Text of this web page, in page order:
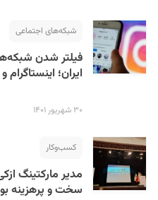
شبکه‌های اجتماعی
فیلتر شدن
ایران؛
۳۰ شهریور ۱۴۰۱
کسب‌و‌کار
مدیر مارکتینگ
سخت و پرهزینه